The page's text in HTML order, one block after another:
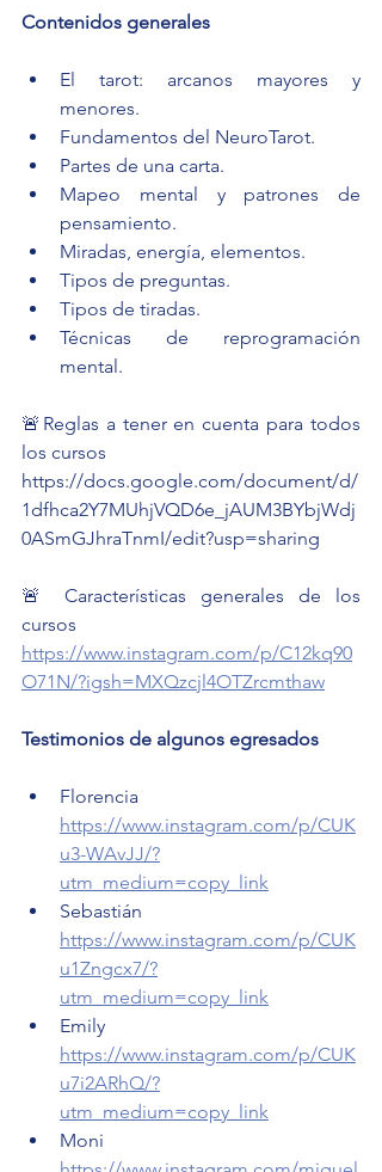
Contenidos generales
El tarot: arcanos mayores y
menores.
Fundamentos del NeuroTarot.
Partes de una carta.
Mapeo mental y patrones de
pensamiento.
Miradas, energía, elementos.
Tipos de preguntas.
Tipos de tiradas.
Técnicas de reprogramación
mental.
🚨Reglas a tener en cuenta para todos
los cursos
https://docs.google.com/document/d/
1dfhca2Y7MUhjVQD6e_jAUM3BYbjWdj
0ASmGJhraTnmI/edit?usp=sharing
🚨 Características generales de los
https://www.instagram.com/p/C12kq90
O71N/?igsh=MXQzcjl4OTZrcmthaw
Testimonios de algunos egresados
https://www.instagram.com/p/CUK
u3-WAvJJ/?
utm_medium=copy_link
https://www.instagram.com/p/CUK
u1Zngcx7/?
utm_medium=copy_link
https://www.instagram.com/p/CUK
u7i2ARhQ/?
utm_medium=copy_link